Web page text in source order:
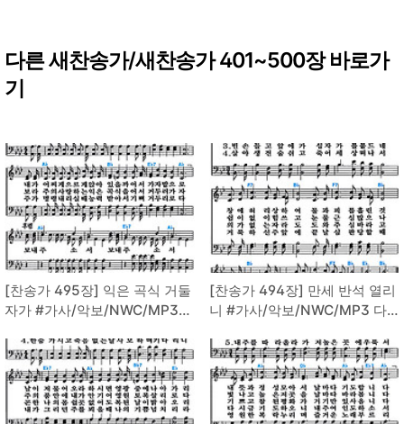
다른 새찬송가/새찬송가 401~500장 바로가
기
[찬송가 495장] 익은 곡식 거둘
자가 #가사/악보/NWC/MP3
[찬송가 494장] 만세 반석 열리
니 #가사/악보/NWC/MP3 다